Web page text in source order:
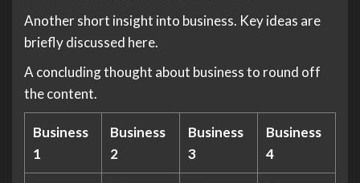
Another short insight into business. Key ideas are
briefly discussed here.
A concluding thought about business to round off
the content.
Business
1
Business
2
Business
3
Business
4